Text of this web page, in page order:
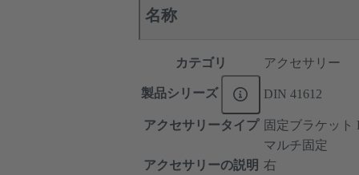
名称
カテゴリ アクセサリー
製品シリーズ DIN 41612
アクセサリータイプ 固定ブラケット
アクセサリーの説明
マルチ固定
右